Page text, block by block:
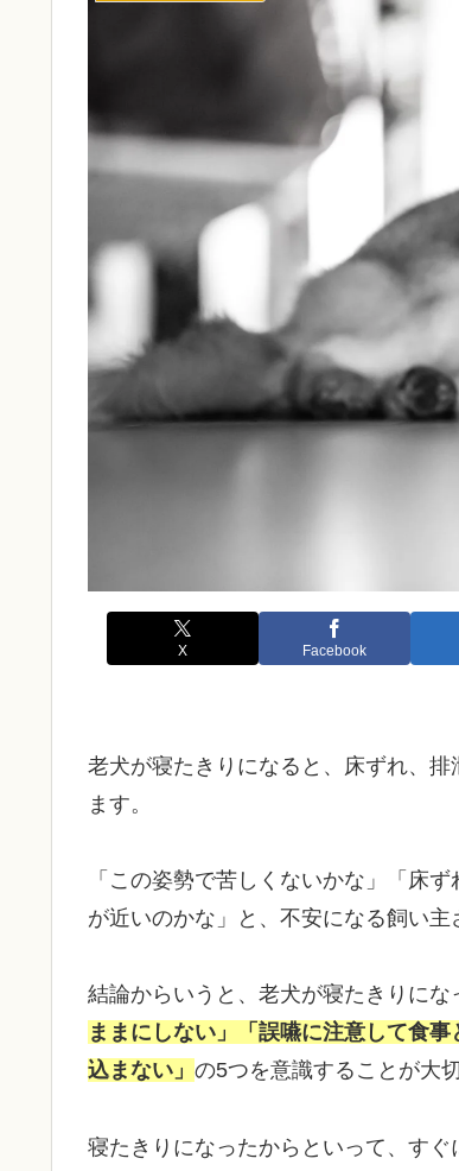
X Facebook
老犬が寝たきりになると、床ずれ、
ます。
「この姿勢で苦しくないかな」「床
が近いのかな」と、不安になる飼い主
結論からいうと、老犬が寝たきりにな
ままにしない」「誤嚥に注意して食
込まない」 の5つを意識することが大切
寝たきりになったからといって、す